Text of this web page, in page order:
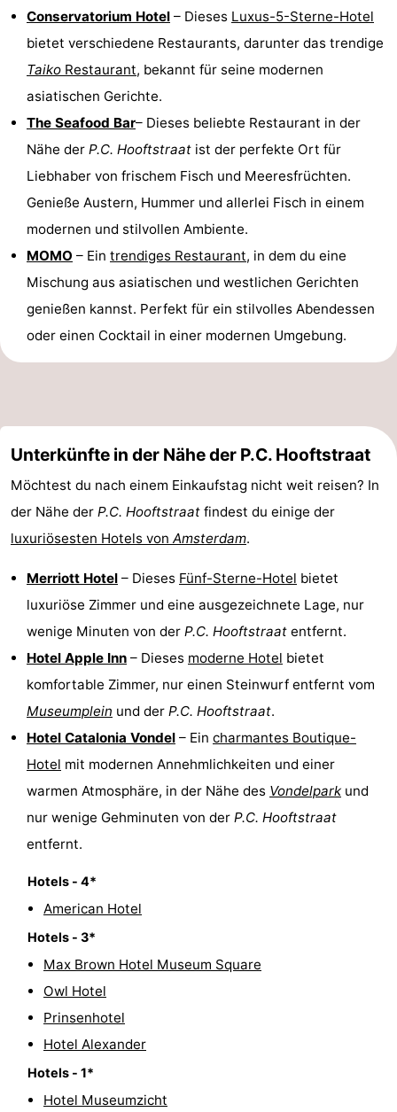
Conservatorium Hotel – Dieses Luxus-5-Sterne-Hotel
bietet verschiedene Restaurants, darunter das trendige
Taiko Restaurant, bekannt für seine modernen
asiatischen Gerichte.
The Seafood Bar– Dieses beliebte Restaurant in der
Nähe der P.C. Hooftstraat ist der perfekte Ort für
Liebhaber von frischem Fisch und Meeresfrüchten.
Genieße Austern, Hummer und allerlei Fisch in einem
modernen und stilvollen Ambiente.
MOMO – Ein trendiges Restaurant, in dem du eine
Mischung aus asiatischen und westlichen Gerichten
genießen kannst. Perfekt für ein stilvolles Abendessen
oder einen Cocktail in einer modernen Umgebung.
Unterkünfte in der Nähe der P.C. Hooftstraat
Möchtest du nach einem Einkaufstag nicht weit reisen? In
der Nähe der P.C. Hooftstraat findest du einige der
luxuriösesten Hotels von Amsterdam.
Merriott Hotel – Dieses Fünf-Sterne-Hotel bietet
luxuriöse Zimmer und eine ausgezeichnete Lage, nur
wenige Minuten von der P.C. Hooftstraat entfernt.
Hotel Apple Inn – Dieses moderne Hotel bietet
komfortable Zimmer, nur einen Steinwurf entfernt vom
Museumplein und der P.C. Hooftstraat.
Hotel Catalonia Vondel – Ein charmantes Boutique-
Hotel mit modernen Annehmlichkeiten und einer
warmen Atmosphäre, in der Nähe des Vondelpark und
nur wenige Gehminuten von der P.C. Hooftstraat
entfernt.
Hotels - 4*
American Hotel
Hotels - 3*
Max Brown Hotel Museum Square
Owl Hotel
Prinsenhotel
Hotel Alexander
Hotels - 1*
Hotel Museumzicht